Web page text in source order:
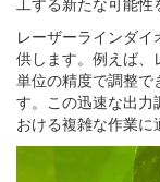
工する新たな可能性
レーザーラインダ
供します。例えば、
単位の精度で調整で
す。この迅速な出力
おける複雑な作業に